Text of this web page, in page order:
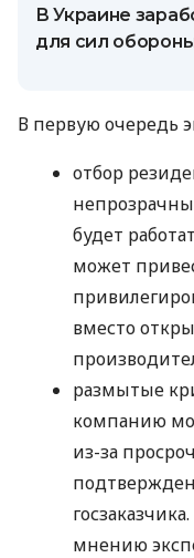
В Украине
для сил
В первую очередь
отбор
будет
может
вместо
размытые
компанию
из-за
мнению